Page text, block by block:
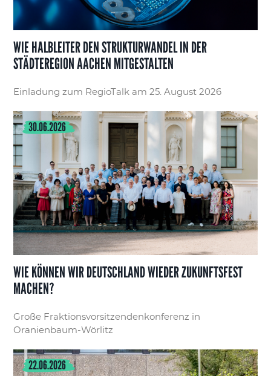
WIE HALBLEITER DEN STRUKTURWANDEL IN DER
STÄDTEREGION AACHEN MITGESTALTEN
Einladung zum RegioTalk am 25. August 2026
30.06.2026
WIE KÖNNEN WIR DEUTSCHLAND WIEDER ZUKUNFTSFEST
MACHEN?
Große Fraktionsvorsitzendenkonferenz in
Oranienbaum-Wörlitz
22.06.2026